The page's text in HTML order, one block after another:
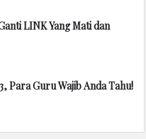
LINK Yang Mati dan
Para Guru Wajib Anda Tahu!